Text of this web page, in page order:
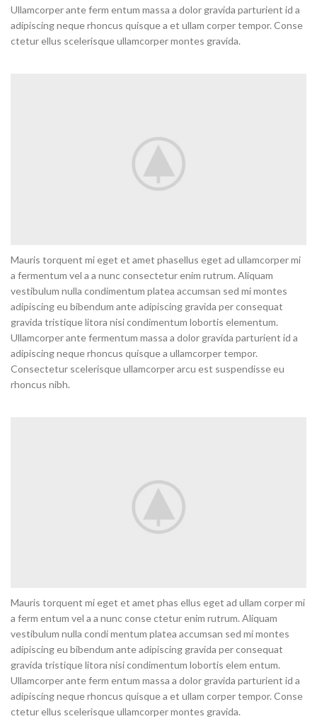
Ullamcorper ante ferm entum massa a dolor gravida parturient id a
adipiscing neque rhoncus quisque a et ullam corper tempor. Conse
ctetur ellus scelerisque ullamcorper montes gravida.
Mauris torquent mi eget et amet phasellus eget ad ullamcorper mi
a fermentum vel a a nunc consectetur enim rutrum. Aliquam
vestibulum nulla condimentum platea accumsan sed mi montes
adipiscing eu bibendum ante adipiscing gravida per consequat
gravida tristique litora nisi condimentum lobortis elementum.
Ullamcorper ante fermentum massa a dolor gravida parturient id a
adipiscing neque rhoncus quisque a ullamcorper tempor.
Consectetur scelerisque ullamcorper arcu est suspendisse eu
rhoncus nibh.
Mauris torquent mi eget et amet phas ellus eget ad ullam corper mi
a ferm entum vel a a nunc conse ctetur enim rutrum. Aliquam
vestibulum nulla condi mentum platea accumsan sed mi montes
adipiscing eu bibendum ante adipiscing gravida per consequat
gravida tristique litora nisi condimentum lobortis elem entum.
Ullamcorper ante ferm entum massa a dolor gravida parturient id a
adipiscing neque rhoncus quisque a et ullam corper tempor. Conse
ctetur ellus scelerisque ullamcorper montes gravida.